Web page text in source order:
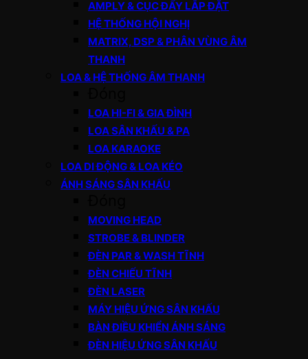
AMPLY & CỤC ĐẨY LẮP ĐẶT
HỆ THỐNG HỘI NGHỊ
MATRIX, DSP & PHÂN VÙNG ÂM
THANH
LOA & HỆ THỐNG ÂM THANH
LOA HI-FI & GIA ĐÌNH
LOA SÂN KHẤU & PA
LOA KARAOKE
LOA DI ĐỘNG & LOA KÉO
ÁNH SÁNG SÂN KHẤU
MOVING HEAD
STROBE & BLINDER
ĐÈN PAR & WASH TĨNH
ĐÈN CHIẾU TĨNH
ĐÈN LASER
MÁY HIỆU ỨNG SÂN KHẤU
BÀN ĐIỀU KHIỂN ÁNH SÁNG
ĐÈN HIỆU ỨNG SÂN KHẤU